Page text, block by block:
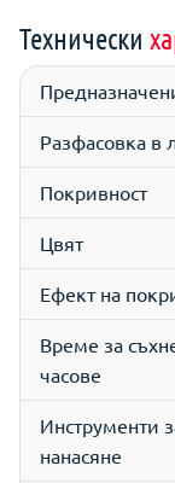
Технически
Разфасовка в
Покривност
Цвят
Ефект на
Време за
часове
Инструменти
нанасяне